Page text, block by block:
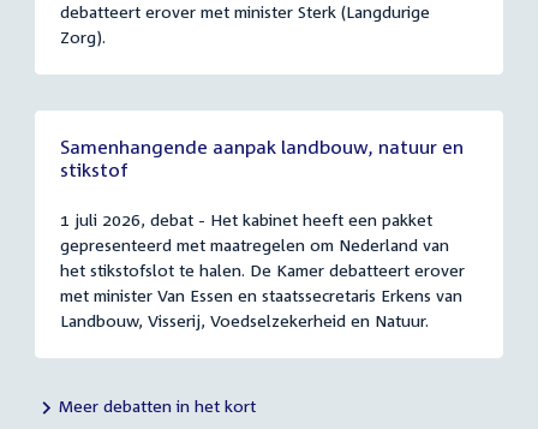
debatteert erover met minister Sterk (Langdurige
Zorg).
Samenhangende aanpak landbouw, natuur en
stikstof
1 juli 2026, debat - Het kabinet heeft een pakket
gepresenteerd met maatregelen om Nederland van
het stikstofslot te halen. De Kamer debatteert erover
met minister Van Essen en staatssecretaris Erkens van
Landbouw, Visserij, Voedselzekerheid en Natuur.
Meer debatten in het kort